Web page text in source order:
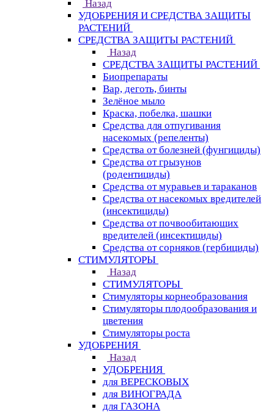
Назад
УДОБРЕНИЯ И СРЕДСТВА ЗАЩИТЫ
РАСТЕНИЙ
СРЕДСТВА ЗАЩИТЫ РАСТЕНИЙ
Назад
СРЕДСТВА ЗАЩИТЫ РАСТЕНИЙ
Биопрепараты
Вар, деготь, бинты
Зелёное мыло
Краска, побелка, шашки
Средства для отпугивания
насекомых (репеленты)
Средства от болезней (фунгициды)
Средства от грызунов
(родентициды)
Средства от муравьев и тараканов
Средства от насекомых вредителей
(инсектициды)
Средства от почвообитающих
вредителей (инсектициды)
Средства от сорняков (гербициды)
СТИМУЛЯТОРЫ
Назад
СТИМУЛЯТОРЫ
Стимуляторы корнеобразования
Стимуляторы плодообразования и
цветения
Стимуляторы роста
УДОБРЕНИЯ
Назад
УДОБРЕНИЯ
для ВЕРЕСКОВЫХ
для ВИНОГРАДА
для ГАЗОНА